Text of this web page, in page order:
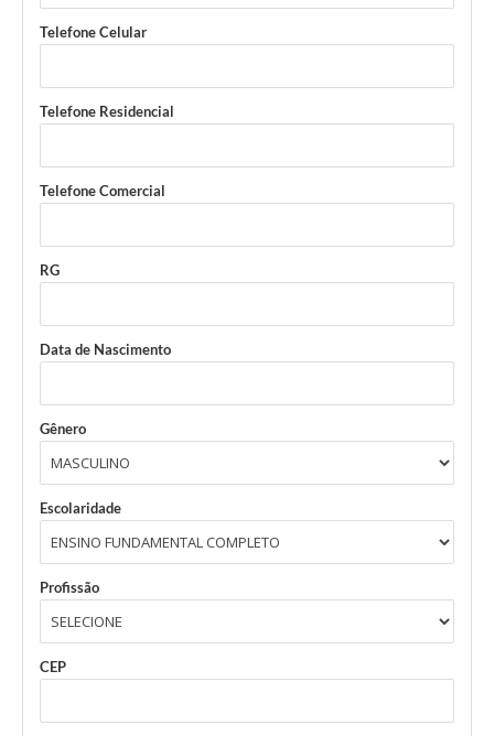
Telefone Celular
Telefone Residencial
Telefone Comercial
RG
Data de Nascimento
Gênero
Escolaridade
Profissão
CEP